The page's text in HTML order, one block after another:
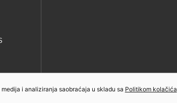
i analiziranja saobraćaja u skladu sa Politikom kolačića